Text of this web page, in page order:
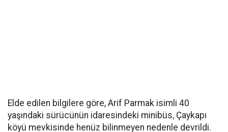
Elde edilen bilgilere göre, Arif Parmak isimli 40
yaşındaki sürücünün idaresindeki minibüs, Çaykapı
köyü mevkisinde henüz bilinmeyen nedenle devrildi.